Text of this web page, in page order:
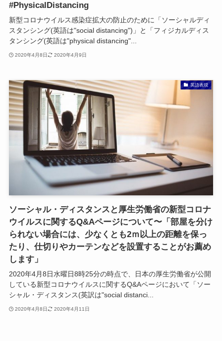
#PhysicalDistancing
新型コロナウイルス感染症拡大の防止のために「ソーシャルディ
スタンシング(英語は"social distancing")」と「フィジカルディス
タンシング(英語は"physical distancing"...
2020年4月8日 2020年4月9日
英語表現
ソーシャル・ディスタンスと厚生労働省の新型コロナ
ウイルスに関するQ&Aページについて〜「部屋を分け
られない場合には、少なくとも2ｍ以上の距離を保っ
たり、仕切りやカーテンなどを設置することがお薦め
します」
2020年4月8日水曜日8時25分の時点で、日本の厚生労働省が公開
している新型コロナウイルスに関するQ&Aページにおいて「ソー
シャル・ディスタンス(英訳は"social distanci...
2020年4月8日 2020年4月11日